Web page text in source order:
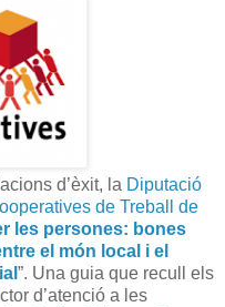
d’èxit, la Diputació
de Treball de
les persones: bones
el món local i el
”. Una guia que recull els
d’atenció a les